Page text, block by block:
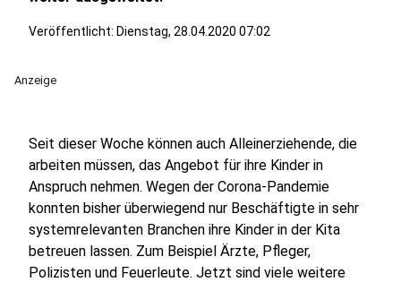
Veröffentlicht: Dienstag, 28.04.2020 07:02
Anzeige
Seit dieser Woche können auch Alleinerziehende, die
arbeiten müssen, das Angebot für ihre Kinder in
Anspruch nehmen. Wegen der Corona-Pandemie
konnten bisher überwiegend nur Beschäftigte in sehr
systemrelevanten Branchen ihre Kinder in der Kita
betreuen lassen. Zum Beispiel Ärzte, Pfleger,
Polizisten und Feuerleute. Jetzt sind viele weitere